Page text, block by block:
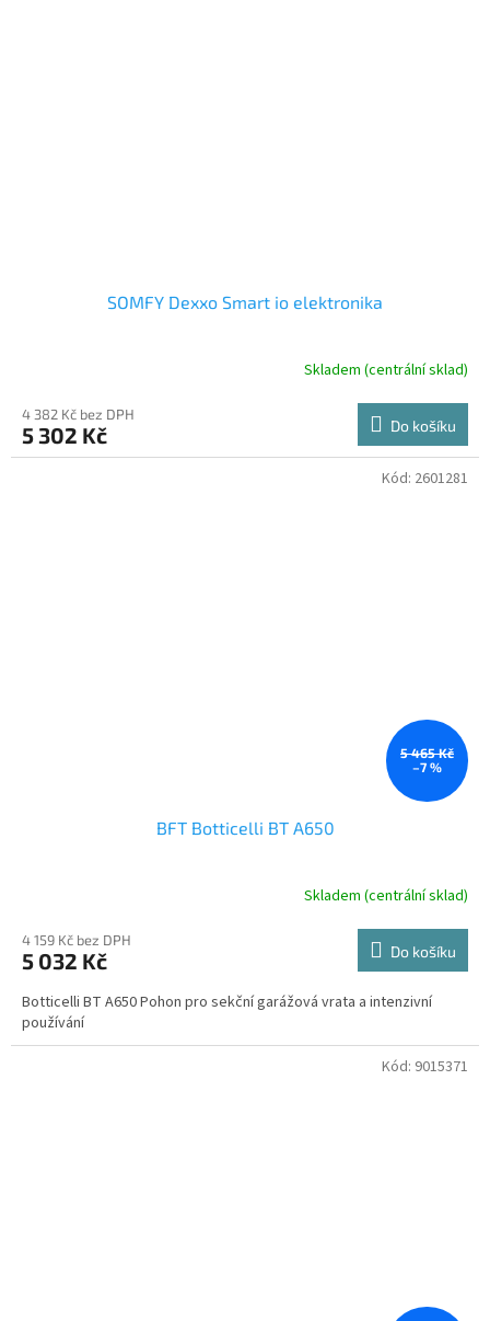
SOMFY Dexxo Smart io elektronika
Skladem (centrální sklad)
4 382 Kč bez DPH
5 302 Kč Do košíku
5 465 Kč
–7 %
BFT Botticelli BT A650
Skladem (centrální sklad)
4 159 Kč bez DPH
5 032 Kč Do košíku
Botticelli BT A650 Pohon pro sekční garážová vrata a intenzivní
používání
Kód: 2601281
Kód: 9015371